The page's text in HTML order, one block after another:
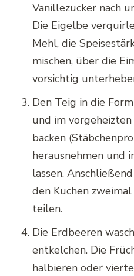
Vanillezucker nach
Die Eigelbe
Mehl, die
mischen, über die
vorsichtig
Den Teig in die
und im
backen
herausnehmen und
lassen.
den Kuchen
teilen.
Die Erdbeeren
entkelchen. Die
halbieren oder